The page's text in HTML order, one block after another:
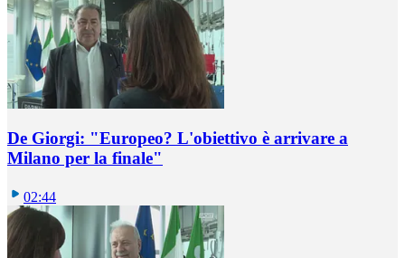
De Giorgi: "Europeo? L'obiettivo è arrivare a
Milano per la finale"
02:44